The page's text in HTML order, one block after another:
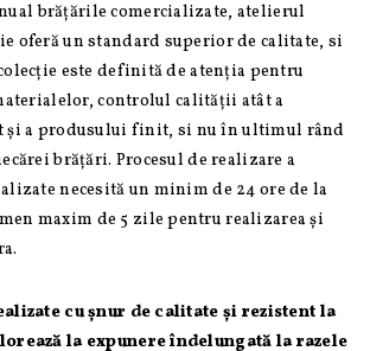
brățările comercializate, atelierul
oferă un standard superior de calitate, si
este definită de atenția pentru
controlul calității atât a
și a produsului finit, si nu în ultimul rând
brățări. Procesul de realizare a
necesită un minim de 24 ore de la
maxim de 5 zile pentru realizarea și
cu șnur de calitate și rezistent la
la expunere îndelungată la razele